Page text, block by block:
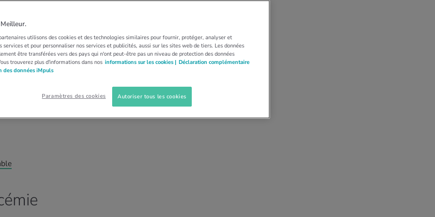
maintenir une
chez SalutaCoach, explique comment
ou à la maintenir à un niveau stable.
utilisons des cookies et des technologies similaires pour fournir, protéger, analyser et
services et pour personnaliser nos services et publicités, aussi sur les sites web de tiers. Les données
être transférées vers des pays qui n'ont peut-être pas un niveau de protection des données
trouverez plus d'informations dans nos informations sur les cookies | Déclaration complémentaire
des données iMpuls
Paramètres des cookies Autoriser tous les cookies